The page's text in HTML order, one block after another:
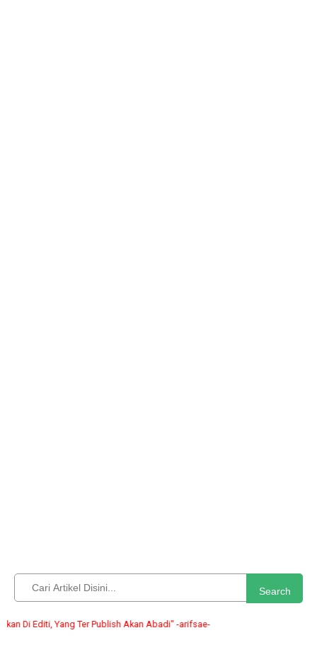
Search
Yang Ter Publish Akan Abadi" -arifsae-